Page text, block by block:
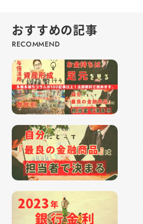
おすすめの記事